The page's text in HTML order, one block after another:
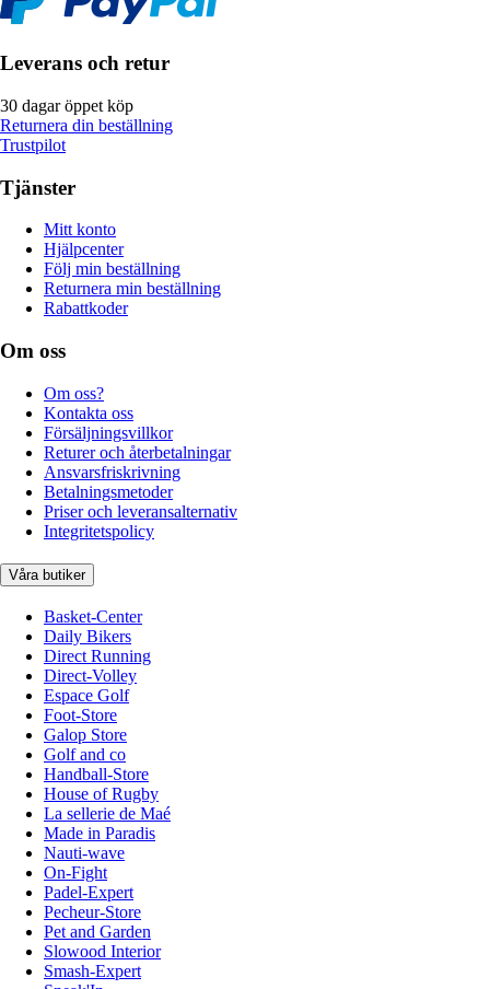
Leverans och retur
30 dagar öppet köp
Returnera din beställning
Trustpilot
Tjänster
Mitt konto
Hjälpcenter
Följ min beställning
Returnera min beställning
Rabattkoder
Om oss
Om oss?
Kontakta oss
Försäljningsvillkor
Returer och återbetalningar
Ansvarsfriskrivning
Betalningsmetoder
Priser och leveransalternativ
Integritetspolicy
Våra butiker
Basket-Center
Daily Bikers
Direct Running
Direct-Volley
Espace Golf
Foot-Store
Galop Store
Golf and co
Handball-Store
House of Rugby
La sellerie de Maé
Made in Paradis
Nauti-wave
On-Fight
Padel-Expert
Pecheur-Store
Pet and Garden
Slowood Interior
Smash-Expert